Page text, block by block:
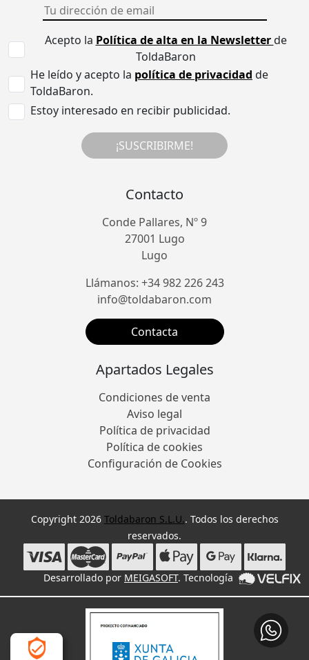
Acepto la Política de alta en la Newsletterde
ToldaBaron
He leído y acepto la política de privacidad de
ToldaBaron.
Estoy interesado en recibir publicidad.
¡SUSCRIBIRME!
Contacto
Conde Pallares, Nº 9
27001 Lugo
Lugo
Llámanos: +34 982 226 243
info@toldabaron.com
Contacta
Apartados Legales
Condiciones de venta
Aviso legal
Política de privacidad
Política de cookies
Configuración de Cookies
Copyright 2026 Toldabaron S.L.U.. Todos los derechos
reservados.
Desarrollado por MEIGASOFT. Tecnología